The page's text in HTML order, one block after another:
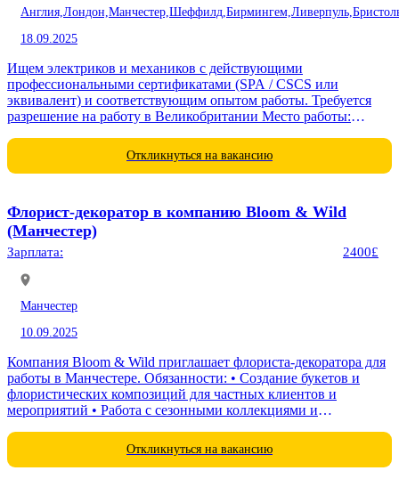
Англия, Лондон, Манчестер, Шеффилд, Бирмингем, Ливерпуль,
18.09.2025
Ищем электриков и механиков с действующими
профессиональными сертификатами (SPA / CSCS или
эквивалент) и соответствующим опытом работы. Требуется
разрешение на работу в Великобритании Место работы:
Donington,...
Откликнуться на вакансию
Флорист-декоратор в компанию Bloom & Wild
(Манчестер)
Зарплата: 2400£
Манчестер
10.09.2025
Компания Bloom & Wild приглашает флориста-декоратора для
работы в Манчестере. Обязанности: • Создание букетов и
флористических композиций для частных клиентов и
мероприятий • Работа с сезонными коллекциями и
Откликнуться на вакансию